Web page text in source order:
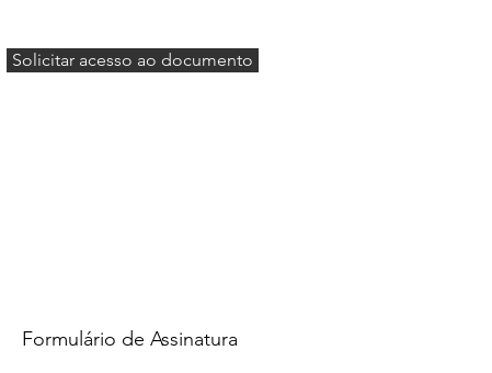
Solicitar acesso ao documento
Formulário de Assinatura